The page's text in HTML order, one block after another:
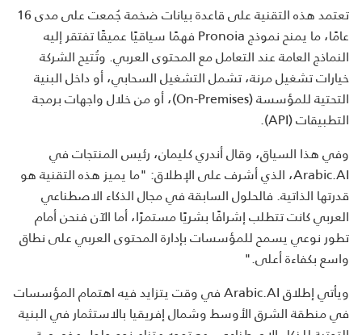
تعتمد هذه التقنية على قاعدة بيانات ضخمة جُمعت على مدى 16
عامًا، ما يمنح نموذج Pronoia فهمًا سياقيًا عميقًا تفتقر إليه
النماذج العامة عند التعامل مع المحتوى العربي. وتُتيح الشركة
خيارات تشغيل مرنة، تشمل التشغيل السحابي، أو داخل البنية
التحتية للمؤسسة (On-Premises)، أو من خلال واجهات برمجة
التطبيقات (API).
وفي هذا السياق، وقال أندري كليمان، رئيس المنتجات في
Arabic.AI، الذي أشرف على الإطلاق: "ما يميز هذه التقنية هو
قدرتها الذاتية. فالحلول السابقة في مجال الذكاء الاصطناعي
العربي كانت تتطلب إشرافًا بشريًا مستمرًا، أما الآن فنحن أمام
تطور نوعي يسمح للمؤسسات بإدارة المحتوى العربي على نطاق
واسع بكفاءة أعلى."
ويأتي إطلاق Arabic.AI في وقت يتزايد فيه اهتمام المؤسسات
في منطقة الشرق الأوسط وشمال إفريقيا بالاستثمار في البنية